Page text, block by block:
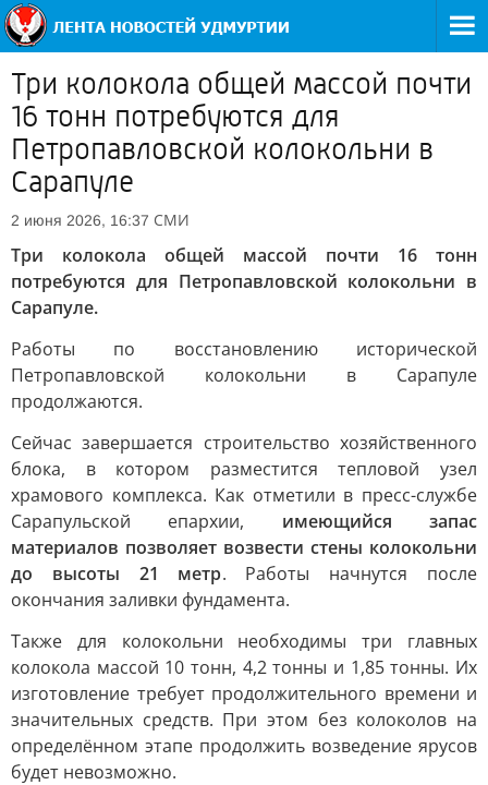
Три колокола общей массой почти
16 тонн потребуются для
Петропавловской колокольни в
Сарапуле
2 июня 2026, 16:37 СМИ
Три колокола общей массой почти 16 тонн
потребуются для Петропавловской колокольни в
Сарапуле.
Работы по восстановлению исторической
Петропавловской колокольни в Сарапуле
продолжаются.
Сейчас завершается строительство хозяйственного
блока, в котором разместится тепловой узел
храмового комплекса. Как отметили в пресс-службе
Сарапульской епархии, имеющийся запас
материалов позволяет возвести стены колокольни
до высоты 21 метр. Работы начнутся после
окончания заливки фундамента.
Также для колокольни необходимы три главных
колокола массой 10 тонн, 4,2 тонны и 1,85 тонны. Их
изготовление требует продолжительного времени и
значительных средств. При этом без колоколов на
определённом этапе продолжить возведение ярусов
будет невозможно.